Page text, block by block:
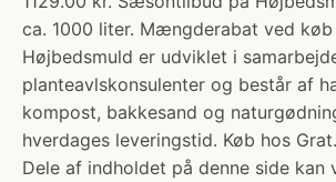
ca. 1000 liter. Mængderabat ved
Højbedsmuld er udviklet i
planteavlskonsulenter og består af
kompost, bakkesand og
hverdages leveringstid. Køb hos
Dele af indholdet på denne side kan